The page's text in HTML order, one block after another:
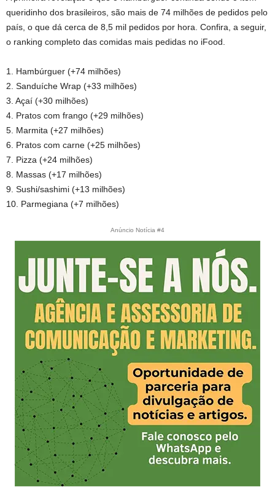
queridinho dos brasileiros, são mais de 74 milhões de pedidos pelo
país, o que dá cerca de 8,5 mil pedidos por hora. Confira, a seguir,
o ranking completo das comidas mais pedidas no iFood.
1. Hambúrguer (+74 milhões)
2. Sanduíche Wrap (+33 milhões)
3. Açaí (+30 milhões)
4. Pratos com frango (+29 milhões)
5. Marmita (+27 milhões)
6. Pratos com carne (+25 milhões)
7. Pizza (+24 milhões)
8. Massas (+17 milhões)
9. Sushi/sashimi (+13 milhões)
10. Parmegiana (+7 milhões)
Anúncio Notícia #4